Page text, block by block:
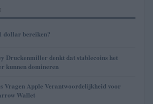
dollar bereiken?
Druckenmiller denkt dat stablecoins het
kunnen domineren
Vragen Apple Verantwoordelijkheid voor
Wallet